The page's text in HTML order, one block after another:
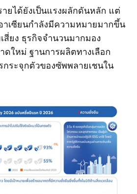
ยได้ยังเป็นแรงผลักดันหลัก แต่
าเซียนกำลังมีความหมายมากขึ้น
สี่ยง ธุรกิจจำนวนมากมอง
ใหม่ ฐานการผลิตทางเลือก
กระจุกตัวของซัพพลายเชนใน